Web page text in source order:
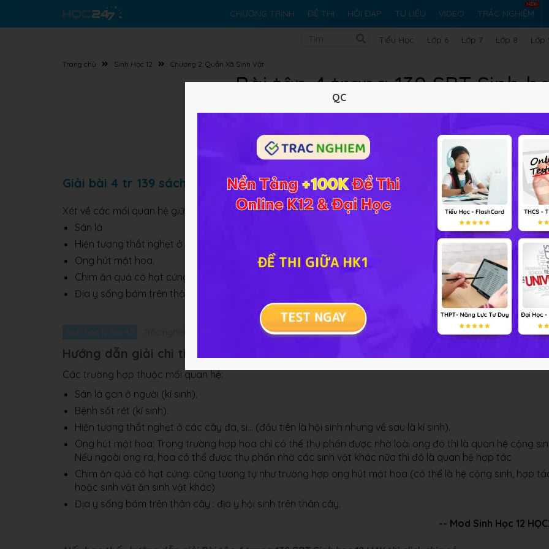
CHƯƠNG TRÌNH ĐỀ THI HỎI ĐÁP TƯ LIỆU VIDEO TRẮC NGHIỆM
Tiểu Học Lớp 6 Lớp 7 Lớp 8 Lớp
Trang chủ Sinh Học 12 Chương 2: Quần Xã Sinh Vật
Bài tập 4 trang 139 SBT Sinh
10 trắc nghiệm
Lý thuyết 10Trắc nghiệm 32BT SGK 421
Giải bài 4 tr 139 sách BT Sinh lớp 12
Xét về các mối quan hệ giữa các loài trong quần xã, các trường hợp sau thuộc mối quan hệ nào?
Sán lá
Hiện tượng thắt nghẹt ở các cây đa, si...
Ong hút mật hoa.
Chim ăn quả có hạt cứng.
Địa y sống bám trên thân cây cao.
Trắc nghiệm Sinh học 12 Bài 40 Giải bài tập Sinh học 12 Bài 40
Hướng dẫn giải chi tiết bài 4
Các trường hợp thuộc mối quan hệ:
Sán lá gan ở người (kí sinh).
Bệnh sốt rét (kí sinh).
Hiện tượng thắt nghẹt ở các cây đa, si... (đầu tiên là hội sinh nhưng về sau là kí sinh).
Ong hút mật hoa: Trong trường hợp hoa chỉ có thể thụ phấn được nhờ loài ong đó thì là quan hệ cộng
Nếu ngoài ong ra, hoa có thể được thụ phấn nhờ các sinh vật khác nữa thì đó là quan hệ hợp tác
Chim ăn quả có hạt cứng: cũng tương tự như trường hợp ong hút mật hoa (có thể là hệ cộng sinh, hợp
hoặc sinh vật ăn sinh vật khác)
Địa y sống bám trên thân cây : địa y hội sinh trên thân cây.
-- Mod Sinh Học 12
QC